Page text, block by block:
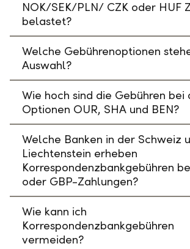
NOK/SEK/PLN/ CZK oder HUF
belastet?
Welche Gebührenoptionen
Auswahl?
Wie hoch sind die Gebühren bei
Optionen OUR, SHA und BEN?
Welche Banken in der Schweiz
Liechtenstein erheben
Korrespondenzbankgebühren
oder GBP-Zahlungen?
Wie kann ich
Korrespondenzbankgebühren
vermeiden?